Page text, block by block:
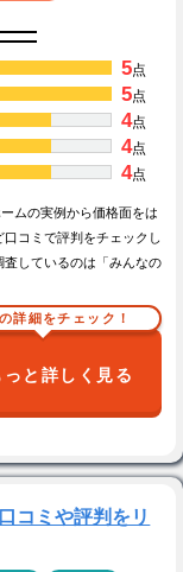
5点
5点
4点
4点
4点
ムの実例から価格面をは
コミで評判をチェックし
しているのは「みんなの
詳細をチェック！
っと詳しく見る
コミや評判をリ